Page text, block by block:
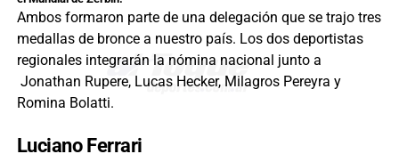
Ambos formaron parte de una delegación que se trajo tres
medallas de bronce a nuestro país. Los dos deportistas
regionales integrarán la nómina nacional junto a
Jonathan Rupere, Lucas Hecker, Milagros Pereyra y
Romina Bolatti.
Luciano Ferrari